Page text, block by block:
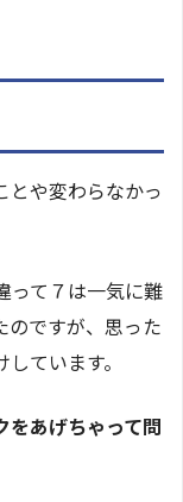
とや変わらなかっ
って７は一気に難
のですが、思った
ています。
をあげちゃって問